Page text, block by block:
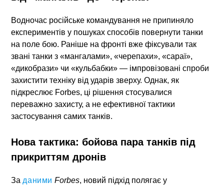
Водночас російське командування не припиняло
експериментів у пошуках способів повернути танки
на поле бою. Раніше на фронті вже фіксували так
звані танки з «мангалами», «черепахи», «сараї»,
«дикобрази» чи «кульбабки» — імпровізовані спроби
захистити техніку від ударів зверху. Однак, як
підкреслює Forbes, ці рішення стосувалися
переважно захисту, а не ефективної тактики
застосування самих танків.
Нова тактика: бойова пара танків під
прикриттям дронів
За даними Forbes, новий підхід полягає у